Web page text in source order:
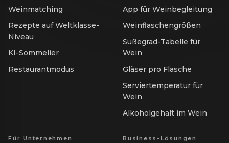
Weinmatching
Rezepte auf Weltklasse-
Niveau
KI-Sommelier
Restaurantmodus
App für Weinbegleitung
Weinflaschengrößen
Süßegrad-Tabelle für
Wein
Gläser pro Flasche
Serviertemperatur für
Wein
Alkoholgehalt im Wein
Für Unternehmen Business-Lösungen